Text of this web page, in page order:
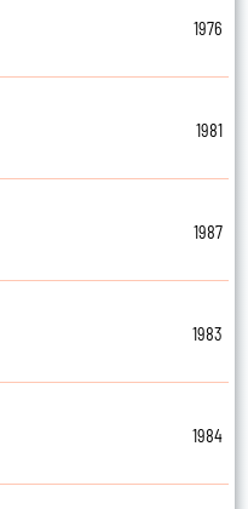
1976
1981
1987
1983
1984